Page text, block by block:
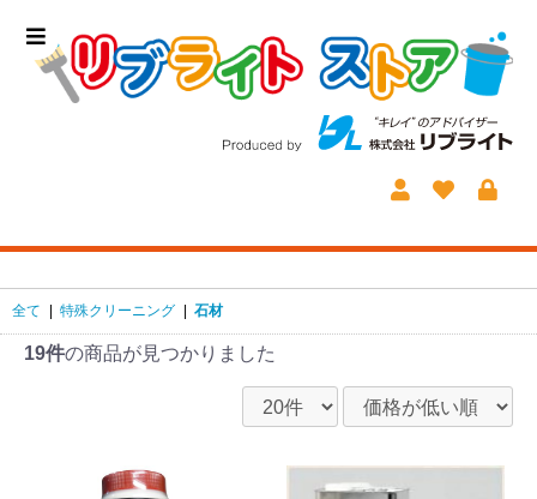
全て 特殊クリーニング 石材
19件の商品が見つかりました